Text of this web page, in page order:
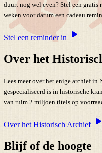
duurt nog wel even? Stel een
weken voor datum een cadeau
Stel een reminder in
Over het
Lees meer over het enige archief
gespecialiseerd is in historische
van ruim 2 miljoen titels op
Over het Historisch Archief
Blijf of de hoogte